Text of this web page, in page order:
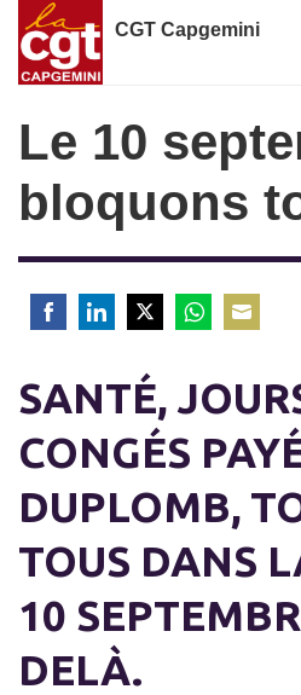
CGT Capgemini
Le 10
bloquons
FacebookLinkedInTwitter
WhatsApp
Email
SANTÉ,
CONGÉS
DUPLOMB,
TOUS DANS
10
DELÀ.